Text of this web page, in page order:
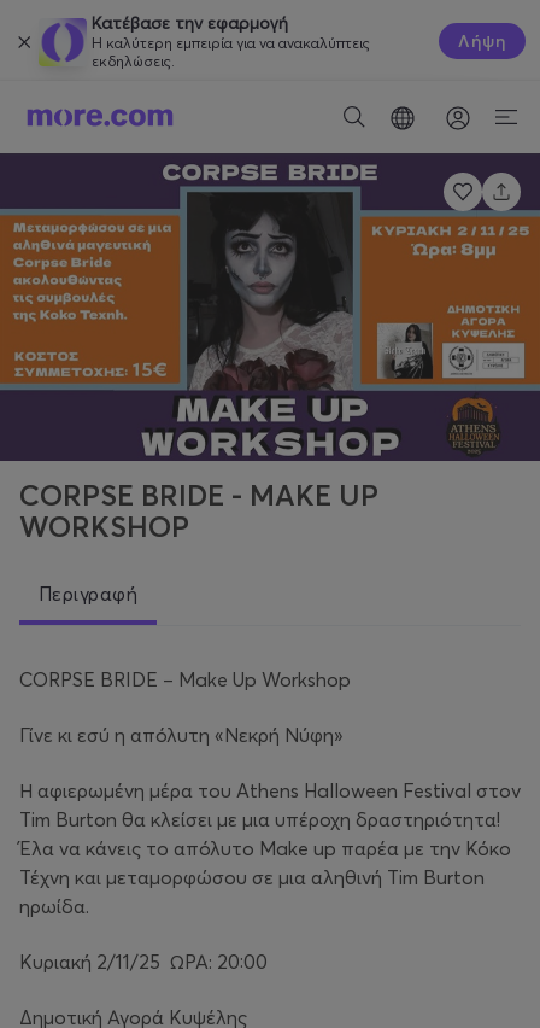
Κατέβασε την εφαρμογή
Η καλύτερη εμπειρία για να ανακαλύπτεις
εκδηλώσεις.
Λήψη
CORPSE BRIDE - MAKE UP
WORKSHOP
Περιγραφή
CORPSE BRIDE – Make Up Workshop
Γίνε κι εσύ η απόλυτη «Νεκρή Νύφη»
Η αφιερωμένη μέρα του Athens Halloween Festival στον
Tim Burton θα κλείσει με μια υπέροχη δραστηριότητα!
Έλα να κάνεις το απόλυτο Make up παρέα με την Κόκο
Τέχνη και μεταμορφώσου σε μια αληθινή Tim Burton
ηρωίδα.
Κυριακή 2/11/25 ΩΡΑ: 20:00
Δημοτική Αγορά Κυψέλης